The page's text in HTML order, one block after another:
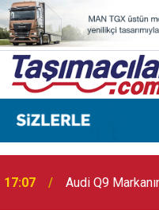
17:07 Audi Q9